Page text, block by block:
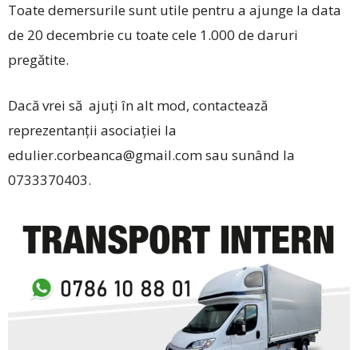
Toate demersurile sunt utile pentru a ajunge la data
de 20 decembrie cu toate cele 1.000 de daruri
pregătite.
Dacă vrei să ajuți în alt mod, contactează
reprezentanții asociației la
edulier.corbeanca@gmail.com sau sunând la
0733370403.